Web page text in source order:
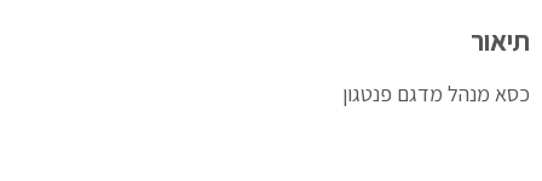
תיאור
כסא מנהל מדגם פנטגון